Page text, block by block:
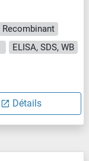
Recombinant
ELISA, SDS, WB
Détails